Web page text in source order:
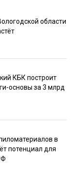
области
КБК построит
основы за 3 млрд
в
потенциал для